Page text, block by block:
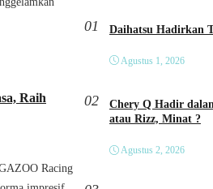
Raih
Racing
01
Agustus 1, 2026
02
Chery Q Hadir
atau Rizz, Minat ?
Agustus 2, 2026